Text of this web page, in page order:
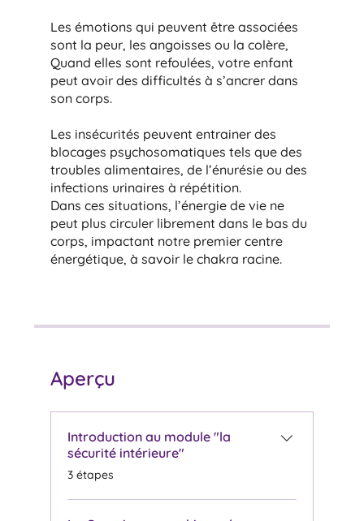
Les émotions qui peuvent être associées
sont la peur, les angoisses ou la colère,
Quand elles sont refoulées, votre enfant
peut avoir des difficultés à s’ancrer dans
son corps.
Les insécurités peuvent entrainer des
blocages psychosomatiques tels que des
troubles alimentaires, de l’énurésie ou des
infections urinaires à répétition.
Dans ces situations, l’énergie de vie ne
peut plus circuler librement dans le bas du
corps, impactant notre premier centre
énergétique, à savoir le chakra racine.
Aperçu
Introduction au module "la
sécurité intérieure"
.3 étapes